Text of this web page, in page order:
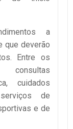
a
que deverão
Entre os
cuidados
de
e de